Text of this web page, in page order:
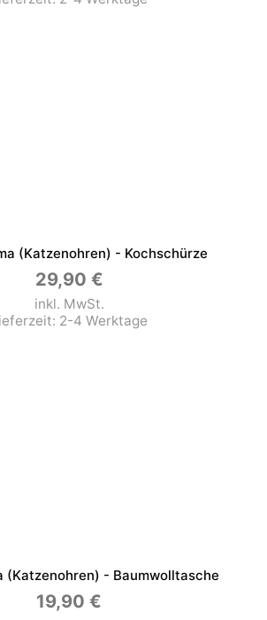
(Katzenohren) - Kochschürze
29,90 €
inkl. MwSt.
2-4 Werktage
(Katzenohren) - Baumwolltasche
19,90 €